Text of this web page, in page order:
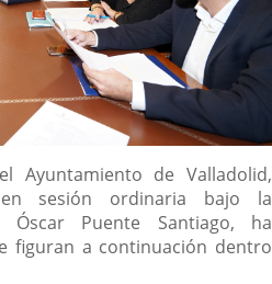
Ayuntamiento de Valladolid,
sesión ordinaria bajo la
Óscar Puente Santiago, ha
figuran a continuación dentro